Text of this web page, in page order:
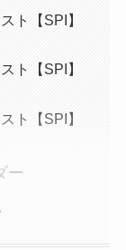
ト【SPI】
ト【SPI】
ト【SPI】
ー